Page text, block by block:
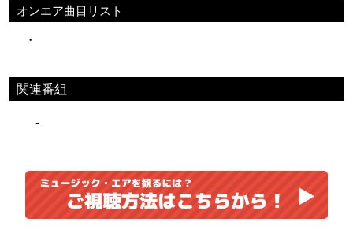
オンエア曲目リスト
・
関連番組
-